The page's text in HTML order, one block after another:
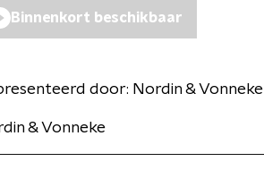
Binnenkort beschikbaar
door: Nordin & Vonneke
& Vonneke